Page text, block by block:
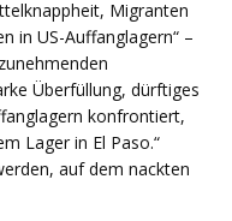
Migranten
in US-Auffanglagern“ –
Überfüllung, dürftiges
konfrontiert,
Lager in El Paso.“
auf dem nackten